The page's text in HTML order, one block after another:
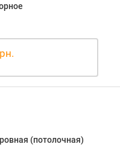
(потолочная)